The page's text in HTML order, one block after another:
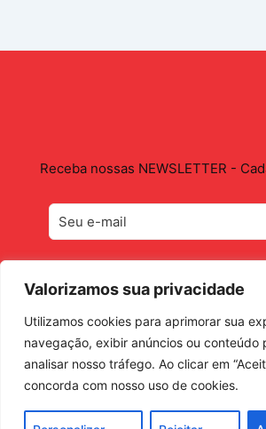
Valorizamos sua privacidade
Utilizamos cookies para aprimorar sua
navegação, exibir anúncios ou conteúdo
analisar nosso tráfego. Ao clicar em
concorda com nosso uso de cookies.
Receba nossas NEWSLETTER -
© 2026 Academia Maçônica